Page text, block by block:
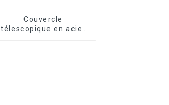
Couvercle
télescopique en acier